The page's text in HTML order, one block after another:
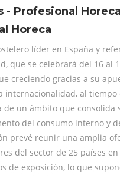
- Profesional
Horeca
líder en España y
que se celebrará del 16 al
creciendo gracias a su
internacionalidad, al tiempo
de un ámbito que consolida
del consumo interno y
prevé reunir una amplia
del sector de 25 países en
de exposición, lo que